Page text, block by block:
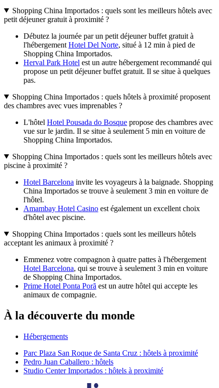
Shopping China Importados : quels sont les meilleurs hôtels avec
petit déjeuner gratuit à proximité ?
Débutez la journée par un petit déjeuner buffet gratuit à
l'hébergement Hotel Del Norte, situé à 12 min à pied de
Shopping China Importados.
Herval Park Hotel est un autre hébergement recommandé qui
propose un petit déjeuner buffet gratuit. Il se situe à quelques
pas.
Shopping China Importados : quels hôtels à proximité proposent
des chambres avec vues imprenables ?
L'hôtel Hotel Pousada do Bosque propose des chambres avec
vue sur le jardin. Il se situe à seulement 5 min en voiture de
Shopping China Importados.
Shopping China Importados : quels sont les meilleurs hôtels avec
piscine à proximité ?
Hotel Barcelona invite les voyageurs à la baignade. Shopping
China Importados se trouve à seulement 3 min en voiture de
l'hôtel.
Amambay Hotel Casino est également un excellent choix
d'hôtel avec piscine.
Shopping China Importados : quels sont les meilleurs hôtels
acceptant les animaux à proximité ?
Emmenez votre compagnon à quatre pattes à l'hébergement
Hotel Barcelona, qui se trouve à seulement 3 min en voiture
de Shopping China Importados.
Prime Hotel Ponta Porã est un autre hôtel qui accepte les
animaux de compagnie.
À la découverte du monde
Hébergements
Parc Plaza San Roque de Santa Cruz : hôtels à proximité
Pedro Juan Caballero : hôtels
Studio Center Importados : hôtels à proximité